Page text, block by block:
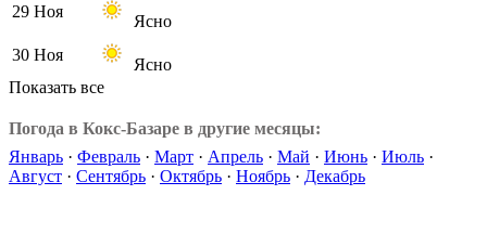
29 Ноя
Ясно
30 Ноя
Ясно
Показать все
Погода в Кокс-Базаре в другие месяцы:
Январь · Февраль · Март · Апрель · Май · Июнь · Июль ·
Август · Сентябрь · Октябрь · Ноябрь · Декабрь